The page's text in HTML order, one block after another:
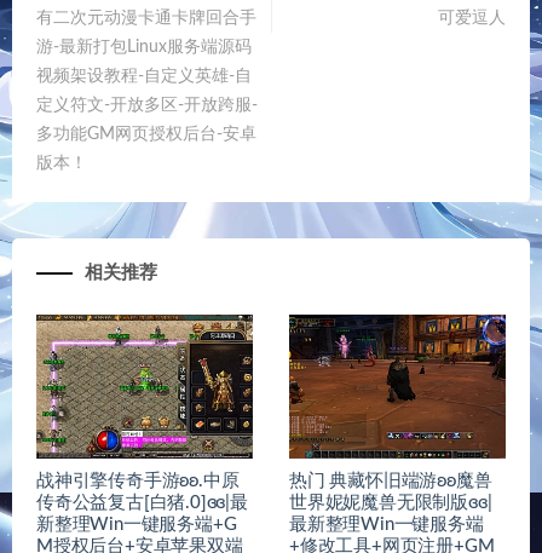
有二次元动漫卡通卡牌回合手
游-最新打包Linux服务端源码
视频架设教程-自定义英雄-自
定义符文-开放多区-开放跨服-
多功能GM网页授权后台-安卓
版本！
可爱逗人
相关推荐
战神引擎传奇手游ʚʚ.中原
传奇公益复古[白猪.0]ɞɞ|最
新整理Win一键服务端+G
M授权后台+安卓苹果双端
热门 典藏怀旧端游ʚʚ魔兽
世界妮妮魔兽无限制版ɞɞ|
最新整理Win一键服务端
+修改工具+网页注册+GM